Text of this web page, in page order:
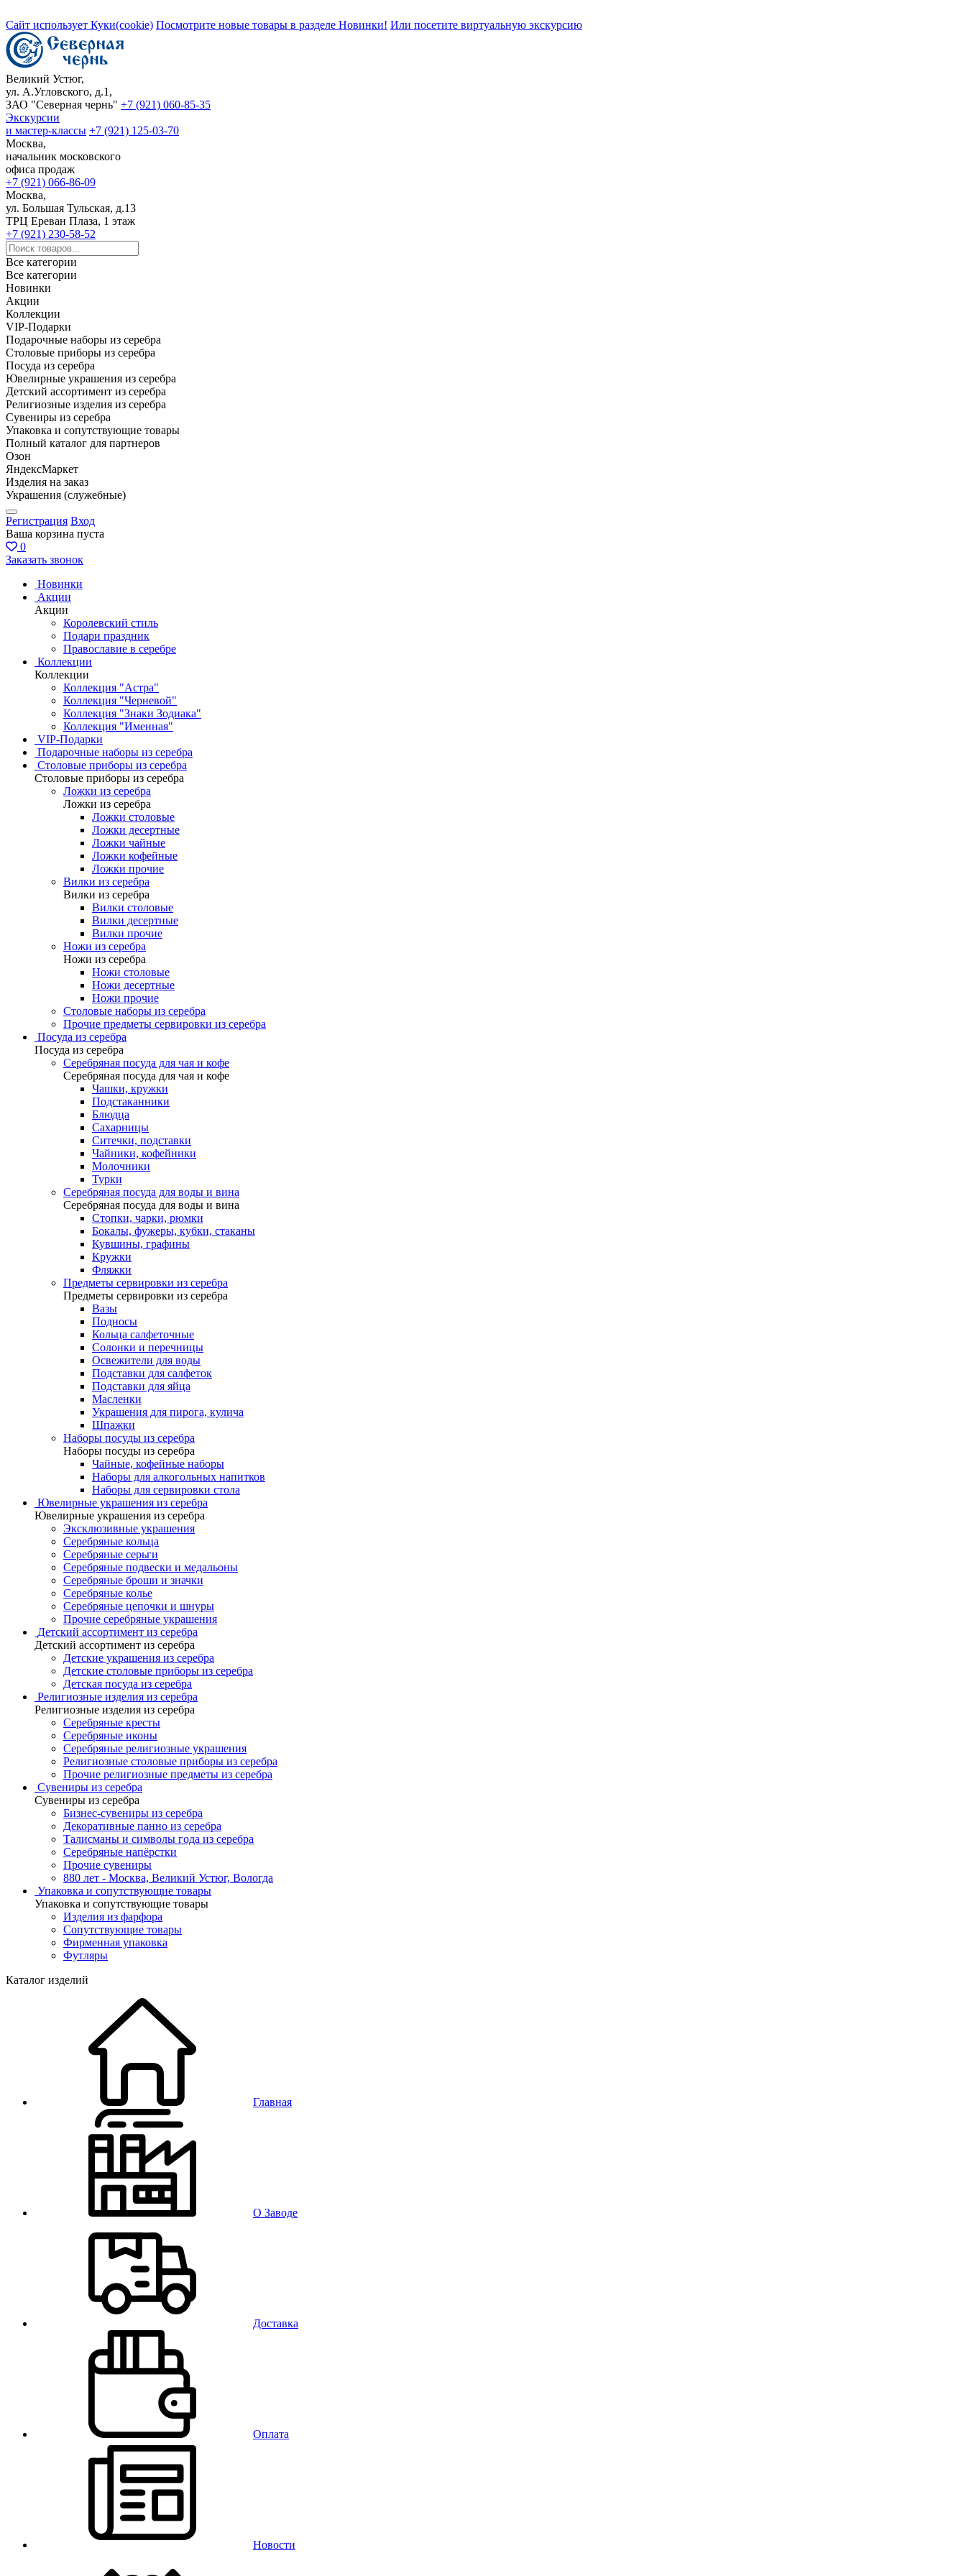
Сайт использует Куки(cookie) Посмотрите новые товары в разделе Новинки! Или посетите виртуальную экскурсию
Великий Устюг,
ул. А.Угловского, д.1,
ЗАО "Северная чернь" +7 (921) 060-85-35
Экскурсии
и мастер-классы +7 (921) 125-03-70
Москва,
начальник московского
офиса продаж
+7 (921) 066-86-09
Москва,
ул. Большая Тульская, д.13
ТРЦ Ереван Плаза, 1 этаж
+7 (921) 230-58-52
Все категории
Все категории
Новинки
Акции
Коллекции
VIP-Подарки
Подарочные наборы из серебра
Столовые приборы из серебра
Посуда из серебра
Ювелирные украшения из серебра
Детский ассортимент из серебра
Религиозные изделия из серебра
Сувениры из серебра
Упаковка и сопутствующие товары
Полный каталог для партнеров
Озон
ЯндексМаркет
Изделия на заказ
Украшения (служебные)
Регистрация Вход
Ваша корзина пуста
0
Заказать звонок
Новинки
Акции
Акции
Королевский стиль
Подари праздник
Православие в серебре
Коллекции
Коллекции
Коллекция "Астра"
Коллекция "Черневой"
Коллекция "Знаки Зодиака"
Коллекция "Именная"
VIP-Подарки
Подарочные наборы из серебра
Столовые приборы из серебра
Столовые приборы из серебра
Ложки из серебра
Ложки из серебра
Ложки столовые
Ложки десертные
Ложки чайные
Ложки кофейные
Ложки прочие
Вилки из серебра
Вилки из серебра
Вилки столовые
Вилки десертные
Вилки прочие
Ножи из серебра
Ножи из серебра
Ножи столовые
Ножи десертные
Ножи прочие
Столовые наборы из серебра
Прочие предметы сервировки из серебра
Посуда из серебра
Посуда из серебра
Серебряная посуда для чая и кофе
Серебряная посуда для чая и кофе
Чашки, кружки
Подстаканники
Блюдца
Сахарницы
Ситечки, подставки
Чайники, кофейники
Молочники
Турки
Серебряная посуда для воды и вина
Серебряная посуда для воды и вина
Стопки, чарки, рюмки
Бокалы, фужеры, кубки, стаканы
Кувшины, графины
Кружки
Фляжки
Предметы сервировки из серебра
Предметы сервировки из серебра
Вазы
Подносы
Кольца салфеточные
Солонки и перечницы
Освежители для воды
Подставки для салфеток
Подставки для яйца
Масленки
Украшения для пирога, кулича
Шпажки
Наборы посуды из серебра
Наборы посуды из серебра
Чайные, кофейные наборы
Наборы для алкогольных напитков
Наборы для сервировки стола
Ювелирные украшения из серебра
Ювелирные украшения из серебра
Эксклюзивные украшения
Серебряные кольца
Серебряные серьги
Серебряные подвески и медальоны
Серебряные броши и значки
Серебряные колье
Серебряные цепочки и шнуры
Прочие серебряные украшения
Детский ассортимент из серебра
Детский ассортимент из серебра
Детские украшения из серебра
Детские столовые приборы из серебра
Детская посуда из серебра
Религиозные изделия из серебра
Религиозные изделия из серебра
Серебряные кресты
Серебряные иконы
Серебряные религиозные украшения
Религиозные столовые приборы из серебра
Прочие религиозные предметы из серебра
Сувениры из серебра
Сувениры из серебра
Бизнес-сувениры из серебра
Декоративные панно из серебра
Талисманы и символы года из серебра
Серебряные напёрстки
Прочие сувениры
880 лет - Москва, Великий Устюг, Вологда
Упаковка и сопутствующие товары
Упаковка и сопутствующие товары
Изделия из фарфора
Сопутствующие товары
Фирменная упаковка
Футляры
Каталог изделий
Главная
О Заводе
Доставка
Оплата
Новости